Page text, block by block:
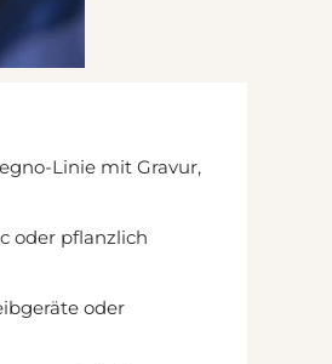
Linie mit Gravur,
oder pflanzlich
oder